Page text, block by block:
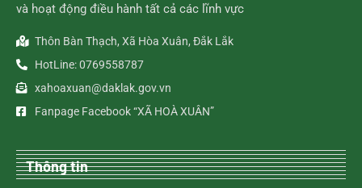
và hoạt động điều hành tất cả các lĩnh vực
Thôn Bàn Thạch, Xã Hòa Xuân, Đắk Lắk
HotLine: 0769558787
xahoaxuan@daklak.gov.vn
Fanpage Facebook “XÃ HOÀ XUÂN”
Thông tin